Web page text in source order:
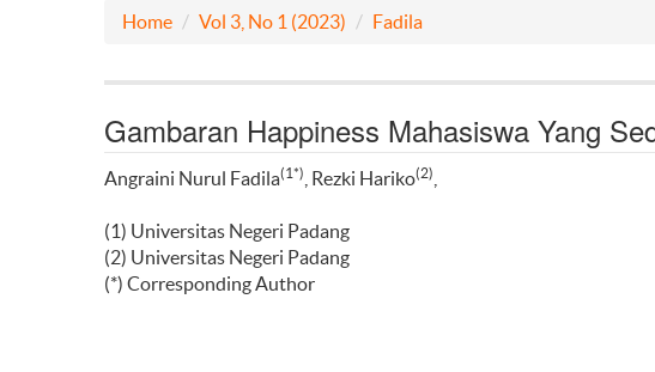
Home Vol 3, No 1 (2023) Fadila
Gambaran Happiness Mahasiswa Yang
Angraini Nurul Fadila(1*) , Rezki Hariko(2)
(1) Universitas Negeri Padang
(2) Universitas Negeri Padang
(*) Corresponding Author